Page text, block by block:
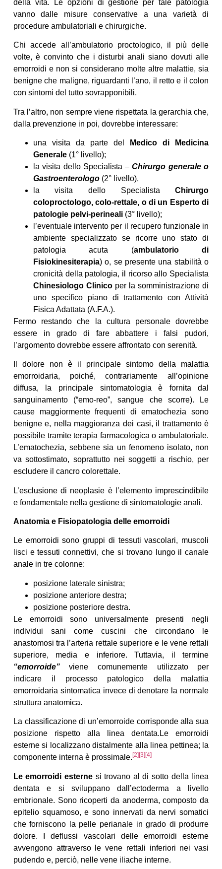
della vita. Le opzioni di gestione per tale patologia
vanno dalle misure conservative a una varietà di
procedure ambulatoriali e chirurgiche.
Chi accede all’ambulatorio proctologico, il più delle
volte, è convinto che i disturbi anali siano dovuti alle
emorroidi e non si considerano molte altre malattie, sia
benigne che maligne, riguardanti l’ano, il retto e il colon
con sintomi del tutto sovrapponibili.
Tra l’altro, non sempre viene rispettata la gerarchia che,
dalla prevenzione in poi, dovrebbe interessare:
una visita da parte del
Medico di Medicina
Generale (1° livello);
la visita dello Specialista –Chirurgo generale o
Gastroenterologo(2° livello),
la visita dello SpecialistaChirurgo
coloproctologo, colo-rettale, o di un Esperto di
patologie pelvi-perineali(3° livello);
l’eventuale intervento per il recupero funzionale in
ambiente specializzato se ricorre uno stato di
patologia acuta (ambulatorio di
Fisiokinesiterapia) o, se presente una stabilità o
cronicità della patologia, il ricorso allo Specialista
Chinesiologo Clinicoper la somministrazione di
uno specifico piano di trattamento con Attività
Fisica Adattata (A.F.A.).
Fermo restando che la cultura personale dovrebbe
essere in grado di fare abbattere i falsi pudori,
l’argomento dovrebbe essere affrontato con serenità.
Il dolore non è il principale sintomo della malattia
emorroidaria, poiché, contrariamente all’opinione
diffusa, la principale sintomatologia è fornita dal
sanguinamento (“emo-reo”, sangue che scorre). Le
cause maggiormente frequenti di ematochezia sono
benigne e, nella maggioranza dei casi, il trattamento è
possibile tramite terapia farmacologica o ambulatoriale.
L’ematochezia, sebbene sia un fenomeno isolato, non
va sottostimato, soprattutto nei soggetti a rischio, per
escludere il cancro colorettale.
L’esclusione di neoplasie è l’elemento imprescindibile
e fondamentale nella gestione di sintomatologie anali.
Anatomia e Fisiopatologia delle emorroidi
Le emorroidi sono gruppi di tessuti vascolari, muscoli
lisci e tessuti connettivi, che si trovano lungo il canale
anale in tre colonne:
posizione laterale sinistra;
posizione anteriore destra;
posizione posteriore destra.
Le emorroidi sono universalmente presenti negli
individui sani come cuscini che circondano le
anastomosi tra l’arteria rettale superiore e le vene rettali
superiore, media e inferiore. Tuttavia, il termine
“emorroide”viene comunemente utilizzato per
indicare il processo patologico della malattia
emorroidaria sintomatica invece di denotare la normale
struttura anatomica.
La classificazione di un’emorroide corrisponde alla sua
posizione rispetto alla linea dentata.Le emorroidi
esterne si localizzano distalmente alla linea pettinea; la
componente interna è prossimale. [2] [3] [4]
Le emorroidi esterne si trovano al di sotto della linea
dentata e si sviluppano dall’ectoderma a livello
embrionale. Sono ricoperti da anoderma, composto da
epitelio squamoso, e sono innervati da nervi somatici
che forniscono la pelle perianale in grado di produrre
dolore. I deflussi vascolari delle emorroidi esterne
avvengono attraverso le vene rettali inferiori nei vasi
pudendo e, perciò, nelle vene iliache interne.